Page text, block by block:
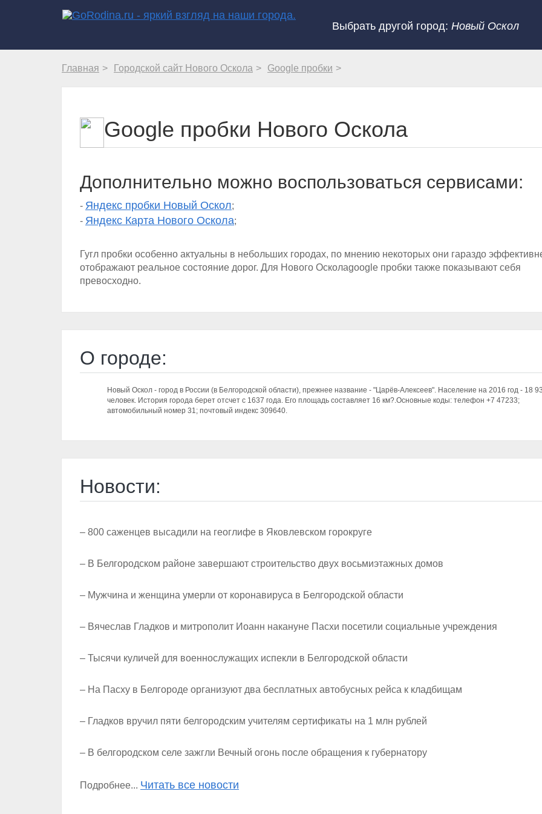
Выбрать другой город: Новый Оскол
Главная Городской сайт Нового Оскола Google пробки
Google пробки Нового Оскола
Дополнительно можно воспользоваться сервисами:
- Яндекс пробки Новый Оскол;
- Яндекс Карта Нового Оскола;
Гугл пробки особенно актуальны в небольших городах, по мнению некоторых они гараздо
отображают реальное состояние дорог. Для Нового Осколаgoogle пробки также показывают себя
превосходно.
О городе:
Новый Оскол - город в России (в Белгородской области), прежнее название - "Царёв-Алексеев". Население на 2016 год - 18
человек. История города берет отсчет с 1637 года. Его площадь составляет 16 км?.Основные коды: телефон +7 47233;
автомобильный номер 31; почтовый индекс 309640.
Новости:
– 800 саженцев высадили на геоглифе в Яковлевском горокруге
– В Белгородском районе завершают строительство двух восьмиэтажных домов
– Мужчина и женщина умерли от коронавируса в Белгородской области
– Вячеслав Гладков и митрополит Иоанн накануне Пасхи посетили социальные учреждения
– Тысячи куличей для военнослужащих испекли в Белгородской области
– На Пасху в Белгороде организуют два бесплатных автобусных рейса к кладбищам
– Гладков вручил пяти белгородским учителям сертификаты на 1 млн рублей
– В белгородском селе зажгли Вечный огонь после обращения к губернатору
Подробнее... Читать все новости